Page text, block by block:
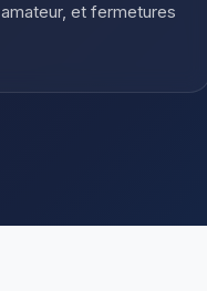
et fermetures